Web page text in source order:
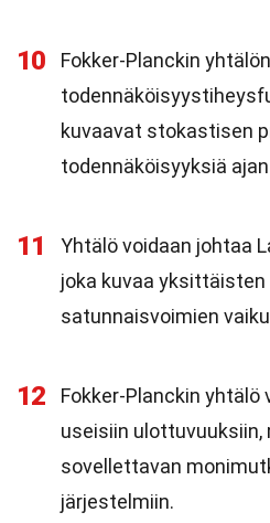
10
Fokker-Planckin
kuvaavat stokastisen
todennäköisyyksiä
11
Yhtälö voidaan johtaa
joka kuvaa
satunnaisvoimien
12
Fokker-Planckin yhtälö
useisiin ulottuvuuksiin,
sovellettavan
järjestelmiin.